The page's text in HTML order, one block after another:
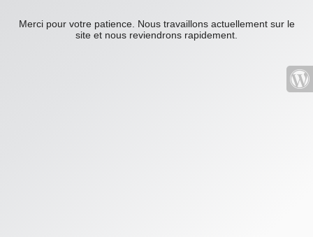
Merci pour votre patience. Nous travaillons actuellement sur le
site et nous reviendrons rapidement.